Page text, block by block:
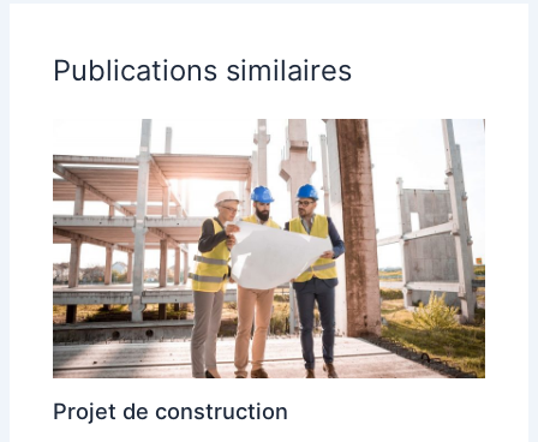
Publications similaires
Projet de construction